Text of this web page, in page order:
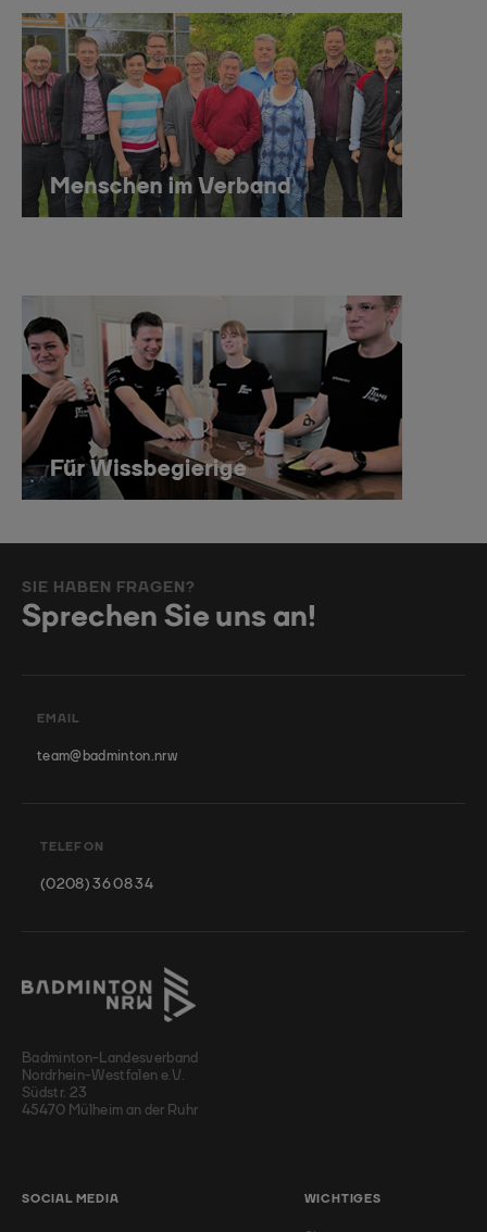
SIE HABEN FRAGEN?
Sprechen Sie uns an!
EMAIL
team@badminton.nrw
TELEFON
(0208) 36 08 34
Badminton-Landesverband
Nordrhein-Westfalen e.V.
Südstr. 23
45470 Mülheim an der Ruhr
SOCIAL MEDIA WICHTIGES